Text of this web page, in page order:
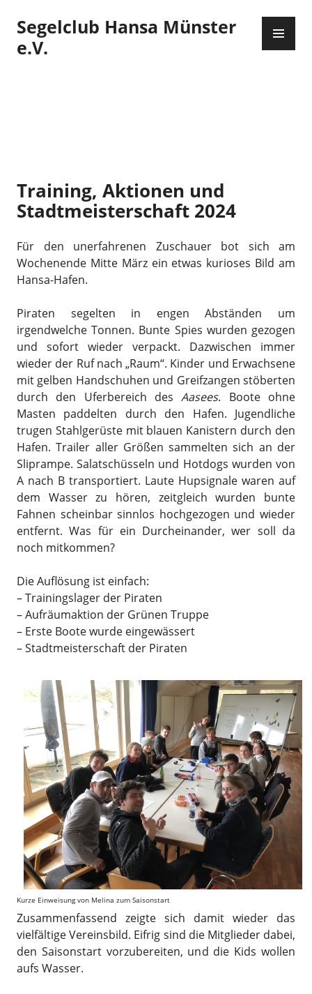
Inhalt
springen
Segelclub Hansa Münster
e.V.
Training, Aktionen und
Stadtmeisterschaft 2024
Für den unerfahrenen Zuschauer bot sich am
Wochenende Mitte März ein etwas kurioses Bild am
Hansa-Hafen.
Piraten segelten in engen Abständen um
irgendwelche Tonnen. Bunte Spies wurden gezogen
und sofort wieder verpackt. Dazwischen immer
wieder der Ruf nach „Raum“. Kinder und Erwachsene
mit gelben Handschuhen und Greifzangen stöberten
durch den Uferbereich desAasees. Boote ohne
Masten paddelten durch den Hafen. Jugendliche
trugen Stahlgerüste mit blauen Kanistern durch den
Hafen. Trailer aller Größen sammelten sich an der
Sliprampe. Salatschüsseln und Hotdogs wurden von
A nach B transportiert. Laute Hupsignale waren auf
dem Wasser zu hören, zeitgleich wurden bunte
Fahnen scheinbar sinnlos hochgezogen und wieder
entfernt. Was für ein Durcheinander, wer soll da
noch mitkommen?
Die Auflösung ist einfach:
– Trainingslager der Piraten
– Aufräumaktion der Grünen Truppe
– Erste Boote wurde eingewässert
– Stadtmeisterschaft der Piraten
Kurze Einweisung von Melina zum Saisonstart
Zusammenfassend zeigte sich damit wieder das
vielfältige Vereinsbild. Eifrig sind die Mitglieder dabei,
den Saisonstart vorzubereiten, und die Kids wollen
aufs Wasser.